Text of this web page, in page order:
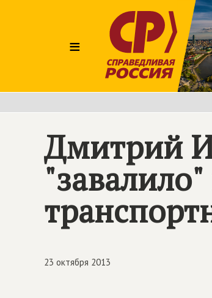
≡
Дмитрий
23 октября 2013